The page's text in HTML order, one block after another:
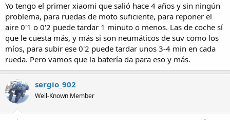
Yo tengo el primer xiaomi que salió hace 4 años y sin ningún
problema, para ruedas de moto suficiente, para reponer el
aire 0'1 o 0'2 puede tardar 1 minuto o menos. Las de coche sí
que le cuesta más, y más si son neumáticos de suv como los
míos, para subir ese 0'2 puede tardar unos 3-4 min en cada
rueda. Pero vamos que la batería da para eso y más.
sergio_902
Well-Known Member